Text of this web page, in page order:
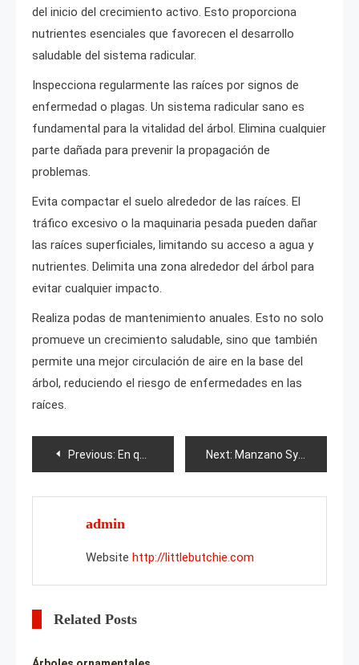
del inicio del crecimiento activo. Esto proporciona
nutrientes esenciales que favorecen el desarrollo
saludable del sistema radicular.
Inspecciona regularmente las raíces por signos de
enfermedad o plagas. Un sistema radicular sano es
fundamental para la vitalidad del árbol. Elimina cualquier
parte dañada para prevenir la propagación de
problemas.
Evita compactar el suelo alrededor de las raíces. El
tráfico excesivo o la maquinaria pesada pueden dañar
las raíces superficiales, limitando su acceso a agua y
nutrientes. Delimita una zona alrededor del árbol para
evitar cualquier impacto.
Realiza podas de mantenimiento anuales. Esto no solo
promueve un crecimiento saludable, sino que también
permite una mejor circulación de aire en la base del
árbol, reduciendo el riesgo de enfermedades en las
raíces.
Post
navigation
Previous: En qué se diferencia el álamo temblón del chopo? Next: Manzano Syabryna
admin
Website http://littlebutchie.com
Related Posts